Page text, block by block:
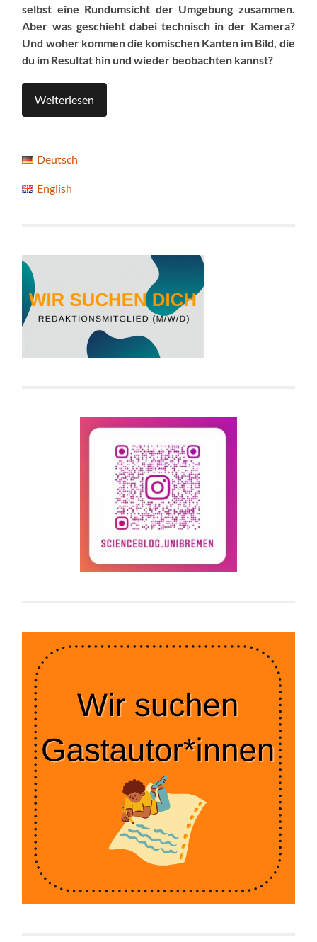
selbst eine Rundumsicht der Umgebung zusammen.
Aber was geschieht dabei technisch in der Kamera?
Und woher kommen die komischen Kanten im Bild, die
du im Resultat hin und wieder beobachten kannst?
Weiterlesen
Deutsch
English